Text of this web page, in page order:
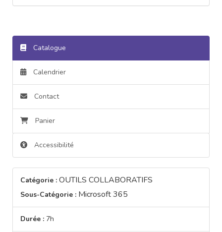
Catalogue
Calendrier
Contact
Panier
Accessibilité
Catégorie : OUTILS COLLABORATIFS
Sous-Catégorie : Microsoft 365
Durée : 7h